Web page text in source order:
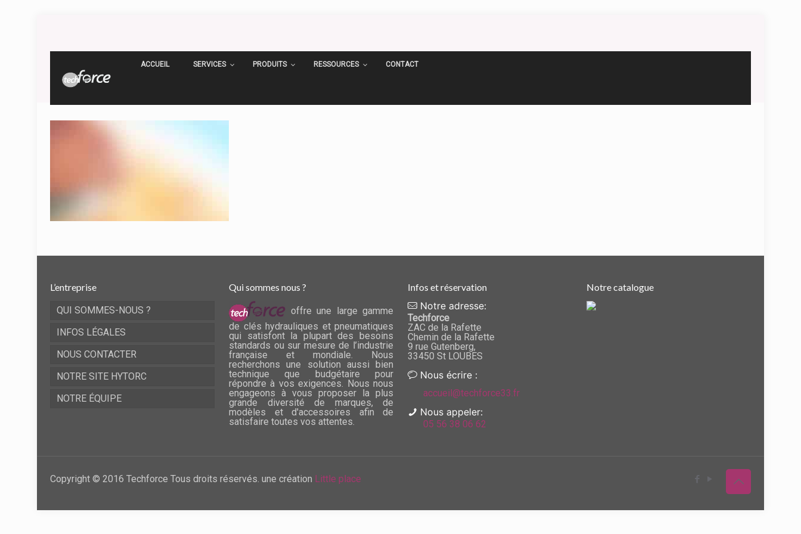
ACCUEIL SERVICES PRODUITS RESSOURCES CONTACT
L’entreprise
QUI SOMMES-NOUS ?
INFOS LÉGALES
NOUS CONTACTER
NOTRE SITE HYTORC
NOTRE ÉQUIPE
Qui sommes nous ?
offre une large gamme
de clés hydrauliques et pneumatiques
qui satisfont la plupart des besoins
standards ou sur mesure de l’industrie
française et mondiale. Nous
recherchons une solution aussi bien
technique que budgétaire pour
répondre à vos exigences. Nous nous
engageons à vous proposer la plus
grande diversité de marques, de
modèles et d'accessoires afin de
satisfaire toutes vos attentes.
Infos et réservation
Notre adresse:
Techforce
ZAC de la Rafette
Chemin de la Rafette
9 rue Gutenberg,
33450 St LOUBES
Nous écrire :
accueil@techforce33.fr
Nous appeler:
05 56 38 06 62
Notre catalogue
Copyright © 2016 Techforce Tous droits réservés. une création Little place